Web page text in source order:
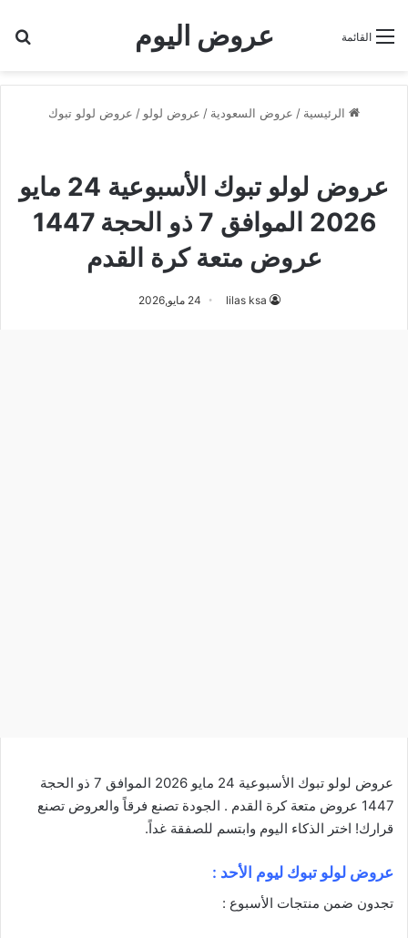
عروض اليوم القائمة
الرئيسية / عروض السعودية / عروض لولو / عروض لولو تبوك
عروض لولو تبوك الأسبوعية 24 مايو
2026 الموافق 7 ذو الحجة 1447
عروض متعة كرة القدم
lilas ksa 24 مايو,2026
عروض لولو تبوك الأسبوعية 24 مايو 2026 الموافق 7 ذو الحجة
1447 عروض متعة كرة القدم . الجودة تصنع فرقاً والعروض تصنع
قرارك! اختر الذكاء اليوم وابتسم للصفقة غداً.
عروض لولو تبوك ليوم الأحد :
تجدون ضمن منتجات الأسبوع :